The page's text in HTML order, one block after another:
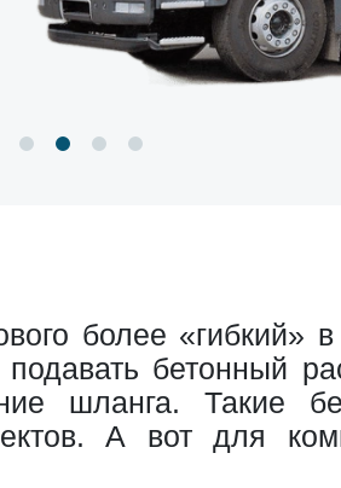
более «гибкий»
бетонный
шланга. Такие
А вот для